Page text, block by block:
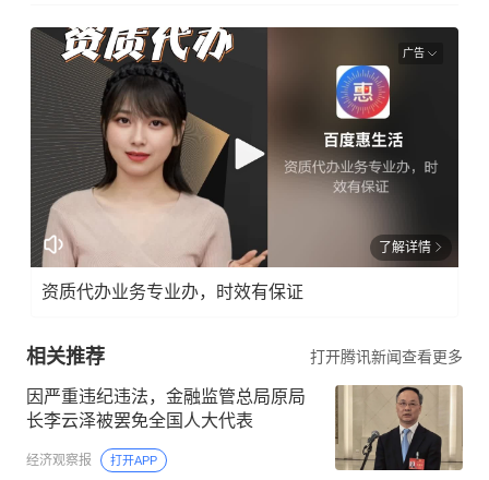
广告
了解详情
资质代办业务专业办，时效有保证
相关推荐 打开腾讯新闻查看更多
因严重违纪违法，金融监管总局原局
长李云泽被罢免全国人大代表
经济观察报 打开APP